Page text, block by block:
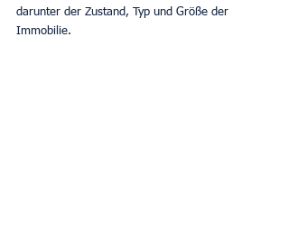
darunter der Zustand, Typ und Größe der
Immobilie.